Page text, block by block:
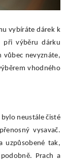
vybíráte dárek k
při výběru dárku
vůbec nevyznáte,
vhodného
neustále čisté
vysavač.
uzpůsobené tak,
Prach a